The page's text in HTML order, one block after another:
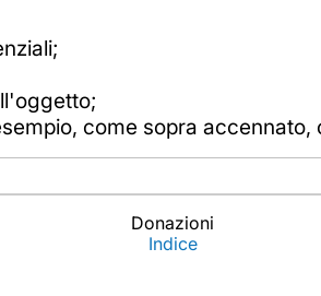
come sopra
Donazioni
Indice